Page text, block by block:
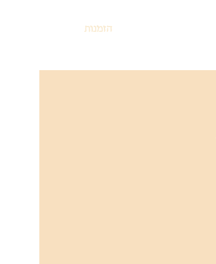
הזמנות